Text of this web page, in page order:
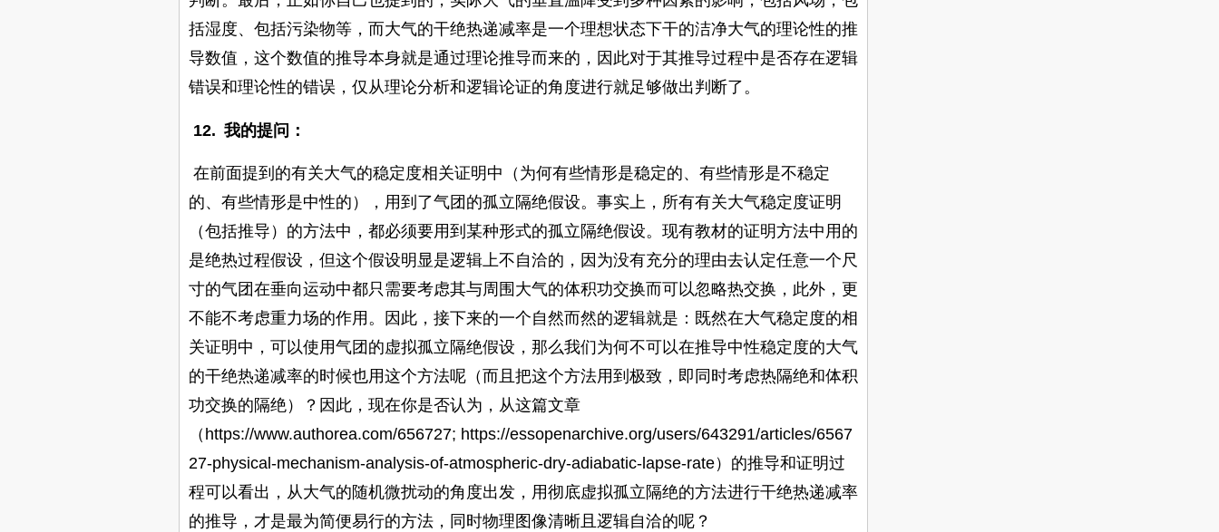
括湿度、包括污染物等，而大气的干绝热递减率是一个理想状态下干的洁净大气的理论性的推
导数值，这个数值的推导本身就是通过理论推导而来的，因此对于其推导过程中是否存在逻辑
错误和理论性的错误，仅从理论分析和逻辑论证的角度进行就足够做出判断了。
12. 我的提问：
在前面提到的有关大气的稳定度相关证明中（为何有些情形是稳定的、有些情形是不稳定
的、有些情形是中性的），用到了气团的孤立隔绝假设。事实上，所有有关大气稳定度证明
（包括推导）的方法中，都必须要用到某种形式的孤立隔绝假设。现有教材的证明方法中用的
是绝热过程假设，但这个假设明显是逻辑上不自洽的，因为没有充分的理由去认定任意一个尺
寸的气团在垂向运动中都只需要考虑其与周围大气的体积功交换而可以忽略热交换，此外，更
不能不考虑重力场的作用。因此，接下来的一个自然而然的逻辑就是：既然在大气稳定度的相
关证明中，可以使用气团的虚拟孤立隔绝假设，那么我们为何不可以在推导中性稳定度的大气
的干绝热递减率的时候也用这个方法呢（而且把这个方法用到极致，即同时考虑热隔绝和体积
功交换的隔绝）？因此，现在你是否认为，从这篇文章
（ https://www.authorea.com/656727; https://essopenarchive.org/users/643291/articles/6567
27-physical-mechanism-analysis-of-atmospheric-dry-adiabatic-lapse-rate）的推导和证明过
程可以看出，从大气的随机微扰动的角度出发，用彻底虚拟孤立隔绝的方法进行干绝热递减率
的推导，才是最为简便易行的方法，同时物理图像清晰且逻辑自洽的呢？